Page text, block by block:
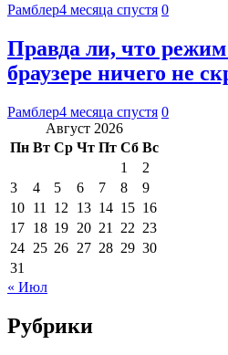
Рамблер4 месяца спустя 0
Правда ли, что
браузере ничего не
Рамблер4 месяца спустя 0
Август 2026
Пн Вт Ср Чт Пт Сб Вс
1
2
3
4 5 6 7 8
9
10 11 12 13 14 15 16
17 18 19 20 21 22 23
24 25 26 27 28 29 30
31
« Июл
Рубрики